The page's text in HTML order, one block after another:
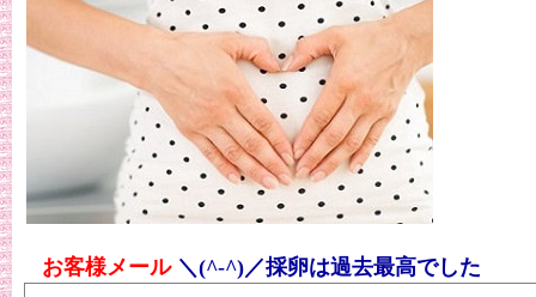
お客様メール＼(^-^)／採卵は過去最高でした